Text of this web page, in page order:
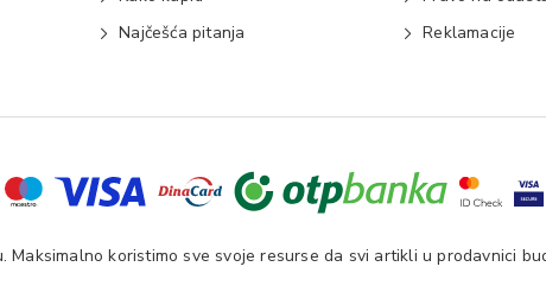
Najčešća pitanja
Reklamacije
Maksimalno koristimo sve svoje resurse da svi artikli u prodavnici